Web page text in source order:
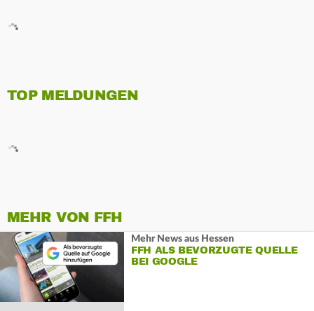
TOP MELDUNGEN
MEHR VON FFH
Mehr News aus Hessen
FFH ALS BEVORZUGTE QUELLE
BEI GOOGLE